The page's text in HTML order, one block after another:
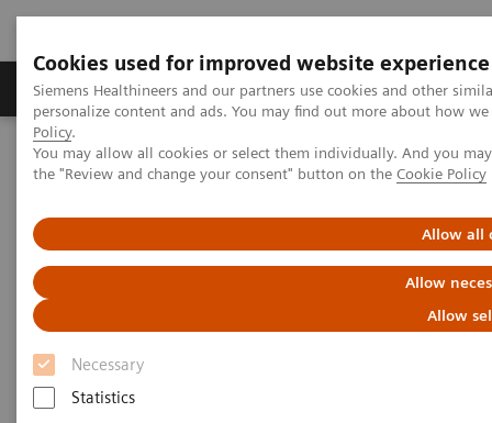
Cookies used for improved website experience
Siemens Healthineers and our partners use cookies and other
personalize content and ads. You may find out more about how
Policy.
You may allow all cookies or select them individually. And you
the "Review and change your consent" button on the Cookie Policy
Allow all
Allow
Allow
Necessary
Statistics
Produits & services Domaines cliniques
Home Imagerie médicale
Imaging for Radiation Therapy
Tomodensitométrie pour la radiothérapie
Tomodensitométrie pour la
radiothérapie
La planification de la radiothérapie moderne exige
des images qui fournissent des informations fiables